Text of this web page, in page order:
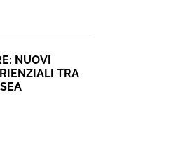
NUOVI
TRA